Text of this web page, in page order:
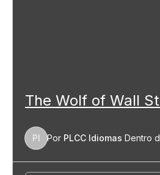
The Wolf of Wall
PI Por PLCC Idiomas Dentro